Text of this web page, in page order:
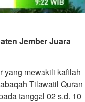
Jember Juara
yang mewakili kafilah
Tilawatil Quran
tanggal 02 s.d. 10